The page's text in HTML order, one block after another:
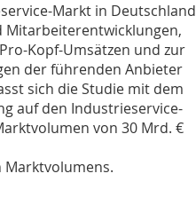
Markt in Deutschland
Kopf-Umsätzen und zur
der führenden Anbieter
sich die Studie mit dem
auf den Industrieservice-
von 30 Mrd. €
Marktvolumens.